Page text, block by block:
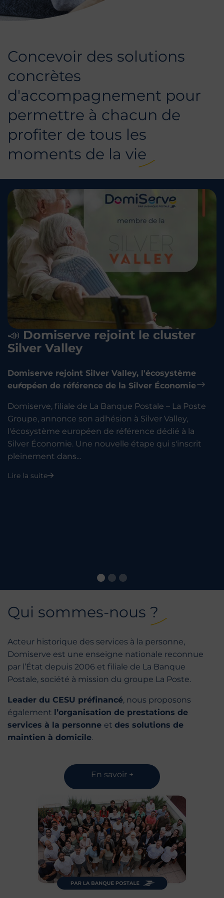
Concevoir des solutions
concrètes
d'accompagnement pour
permettre à chacun de
profiter de tous les
moments de la vie
📣 Domiserve rejoint le cluster
Silver Valley
Domiserve rejoint Silver Valley, l'écosystème
européen de référence de la Silver Économie
Domiserve, filiale de La Banque Postale – La Poste
Groupe, annonce son adhésion à Silver Valley,
l'écosystème européen de référence dédié à la
Silver Économie. Une nouvelle étape qui s'inscrit
pleinement dans...
Lire la suite
Previous Next
Qui sommes-nous ?
Acteur historique des services à la personne,
Domiserve est une enseigne nationale reconnue
par l’État depuis 2006 et filiale de La Banque
Postale, société à mission du groupe La Poste.
Leader du CESU préfinancé, nous proposons
également l’organisation de prestations de
services à la personne et des solutions de
maintien à domicile.
En savoir +